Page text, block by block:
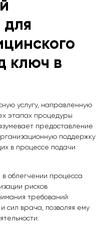
для
ключ в
услугу, направленную
этапах процедуры
предоставление
поддержку
в процессе подачи
в облегчении процесса
рисков
требований
сил врача, позволяя ему